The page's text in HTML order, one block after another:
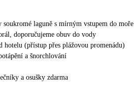
soukromé laguně s mírným vstupem do moře
doporučujeme obuv do vody
hotelu (přístup přes plážovou promenádu)
a šnorchlování
a osušky zdarma